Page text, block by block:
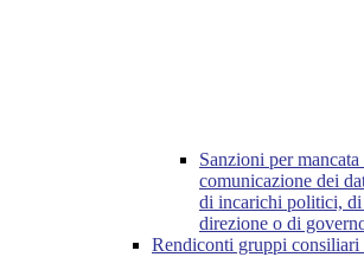
Sanzioni per
comunicazione dei
di incarichi politici, di
direzione o di
Rendiconti gruppi